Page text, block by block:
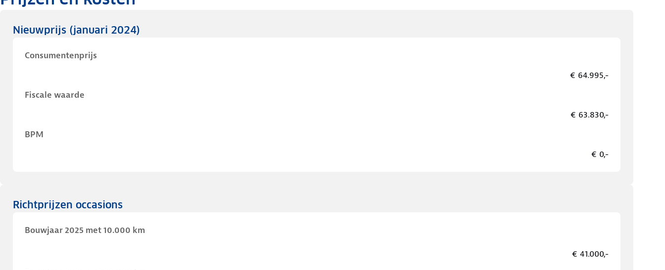
Nieuwprijs (januari 2024)
Consumentenprijs
€ 64.995,-
Fiscale waarde
€ 63.830,-
BPM
€ 0,-
Richtprijzen occasions
Bouwjaar 2025 met 10.000 km
€ 41.000,-